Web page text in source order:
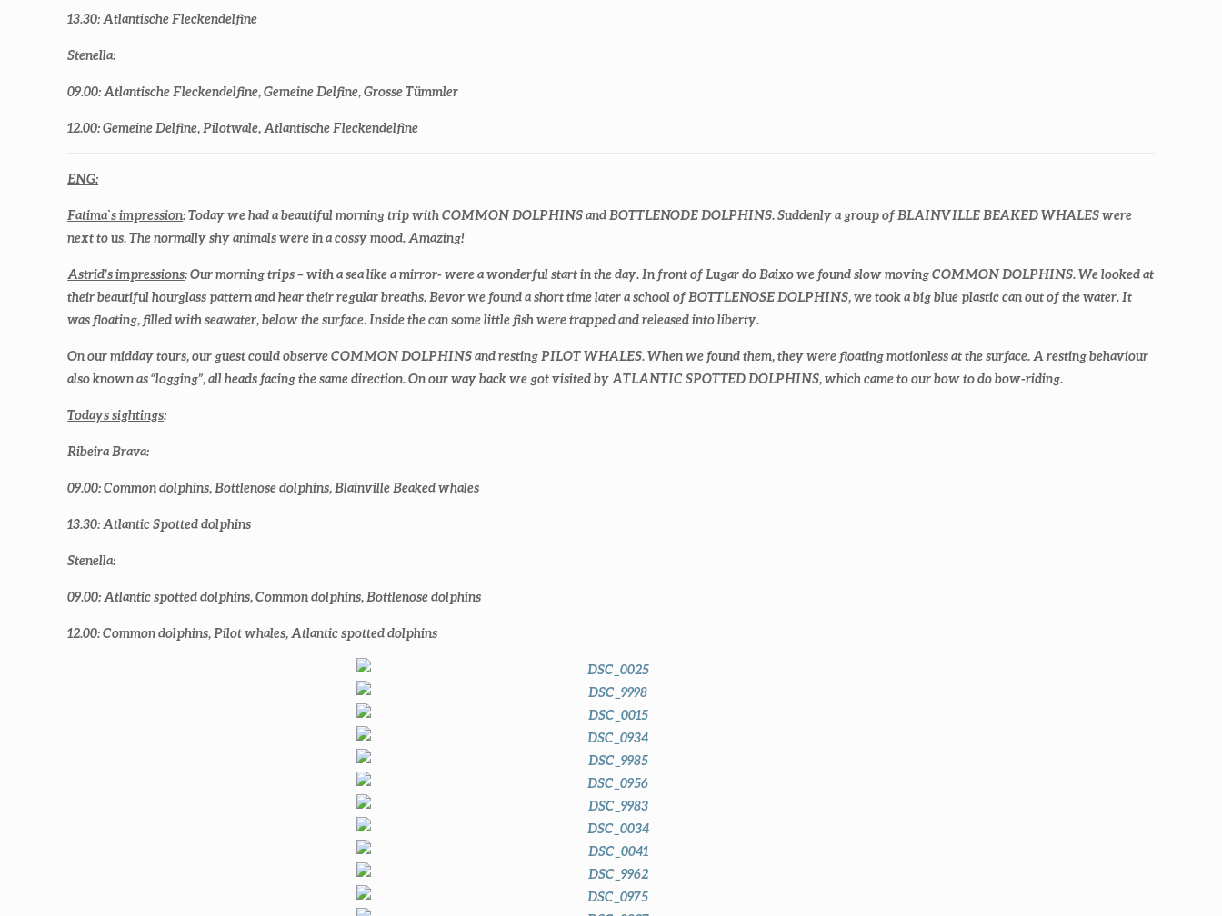
13.30: Atlantische Fleckendelfine
Stenella:
09.00: Atlantische Fleckendelfine, Gemeine Delfine, Grosse Tümmler
12.00: Gemeine Delfine, Pilotwale, Atlantische Fleckendelfine
ENG:
Fatima`s impression: Today we had a beautiful morning trip with COMMON DOLPHINS and BOTTLENODE DOLPHINS. Suddenly a group of BLAINVILLE BEAKED WHALES were
next to us. The normally shy animals were in a cossy mood. Amazing!
Astrid’s impressions: Our morning trips – with a sea like a mirror- were a wonderful start in the day. In front of Lugar do Baixo we found slow moving COMMON DOLPHINS. We looked at
their beautiful hourglass pattern and hear their regular breaths. Bevor we found a short time later a school of BOTTLENOSE DOLPHINS, we took a big blue plastic can out of the water. It
was floating, filled with seawater, below the surface. Inside the can some little fish were trapped and released into liberty.
On our midday tours, our guest could observe COMMON DOLPHINS and resting PILOT WHALES. When we found them, they were floating motionless at the surface. A resting behaviour
also known as “logging”, all heads facing the same direction. On our way back we got visited by ATLANTIC SPOTTED DOLPHINS, which came to our bow to do bow-riding.
Todays sightings:
Ribeira Brava:
09.00: Common dolphins, Bottlenose dolphins, Blainville Beaked whales
13.30: Atlantic Spotted dolphins
Stenella:
09.00: Atlantic spotted dolphins, Common dolphins, Bottlenose dolphins
12.00: Common dolphins, Pilot whales, Atlantic spotted dolphins